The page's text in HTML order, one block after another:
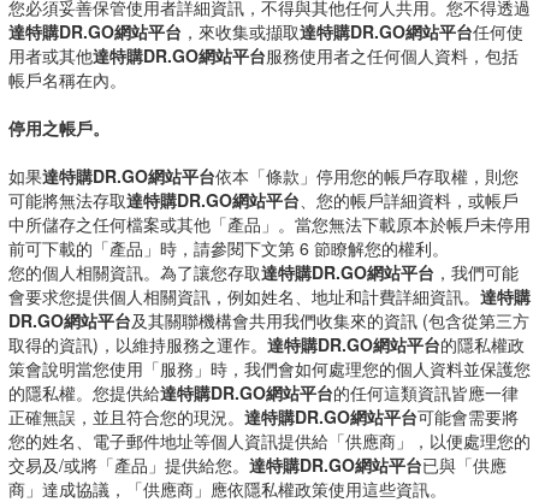
您必須妥善保管使用者詳細資訊，不得與其他任何人共用。您不得透過
達特購DR.GO網站平台 ，來收集或擷取達特購DR.GO網站平台任何使
用者或其他達特購DR.GO網站平台服務使用者之任何個人資料，包括
帳戶名稱在內。
停用之帳戶。
如果達特購DR.GO網站平台依本「條款」停用您的帳戶存取權，則您
可能將無法存取達特購DR.GO網站平台、您的帳戶詳細資料，或帳戶
中所儲存之任何檔案或其他「產品」。當您無法下載原本於帳戶未停用
前可下載的「產品」時，請參閱下文第 6 節瞭解您的權利。
您的個人相關資訊。為了讓您存取達特購DR.GO網站平台 ，我們可能
會要求您提供個人相關資訊，例如姓名、地址和計費詳細資訊。 達特購
DR.GO網站平台及其關聯機構會共用我們收集來的資訊 (包含從第三方
取得的資訊)，以維持服務之運作。 達特購DR.GO網站平台的隱私權政
策會說明當您使用「服務」時，我們會如何處理您的個人資料並保護您
的隱私權。您提供給達特購DR.GO網站平台的任何這類資訊皆應一律
正確無誤，並且符合您的現況。 達特購DR.GO網站平台可能會需要將
您的姓名、電子郵件地址等個人資訊提供給「供應商」，以便處理您的
交易及/或將「產品」提供給您。 達特購DR.GO網站平台已與「供應
商」達成協議，「供應商」應依隱私權政策使用這些資訊。